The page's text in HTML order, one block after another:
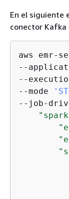
En el siguiente
conector Kafka
aws emr-
--
--
--mode
--job-